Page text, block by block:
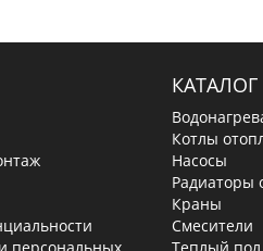
КАТАЛОГ
Котлы
Насосы
Радиаторы
Краны
Смесители